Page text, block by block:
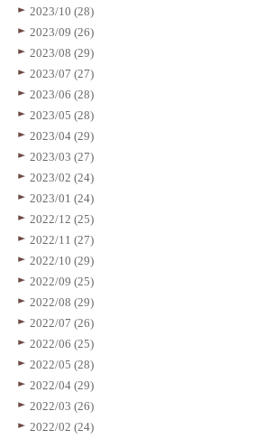
2023/10 (28)
2023/09 (26)
2023/08 (29)
2023/07 (27)
2023/06 (28)
2023/05 (28)
2023/04 (29)
2023/03 (27)
2023/02 (24)
2023/01 (24)
2022/12 (25)
2022/11 (27)
2022/10 (29)
2022/09 (25)
2022/08 (29)
2022/07 (26)
2022/06 (25)
2022/05 (28)
2022/04 (29)
2022/03 (26)
2022/02 (24)